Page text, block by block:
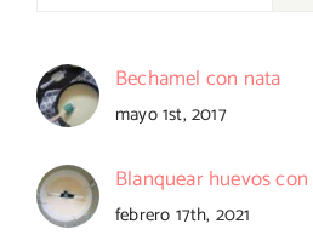
Bechamel con nata
mayo 1st, 2017
Blanquear huevos
febrero 17th, 2021